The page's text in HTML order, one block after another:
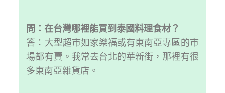
問：在台灣哪裡能買到泰國料理食材？
答：大型超市如家樂福或有東南亞專區的市
場都有賣。我常去台北的華新街，那裡有很
多東南亞雜貨店。